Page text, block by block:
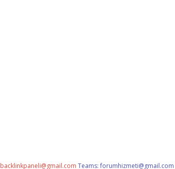
backlinkpaneli@gmail.com Teams:forumhizmeti@gmail.com